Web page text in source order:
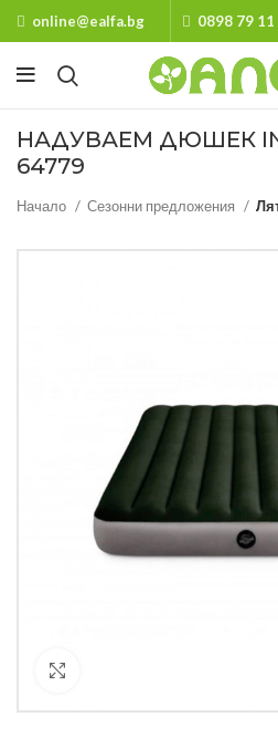
online@ealfa.bg 0898 79 11
НАДУВАЕМ ДЮШЕК
64779
Начало Сезонни предложения